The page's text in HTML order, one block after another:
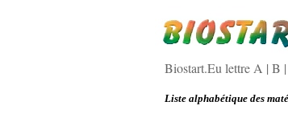
Biostart.Eu lettre A | B |
Liste alphabétique des